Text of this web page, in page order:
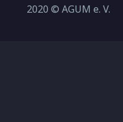
2020 © AGUM e. V.